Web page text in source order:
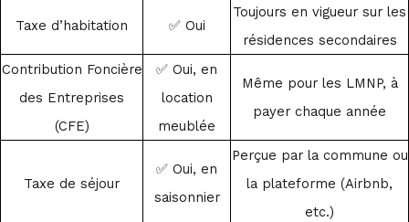
Taxe d’habitation ✅ Oui
Toujours en vigueur sur les
résidences secondaires
Contribution Foncière
des Entreprises
(CFE)
✅ Oui, en
location
meublée
Même pour les LMNP, à
payer chaque année
Taxe de séjour
✅ Oui, en
saisonnier
Perçue par la commune ou
la plateforme (Airbnb,
etc.)